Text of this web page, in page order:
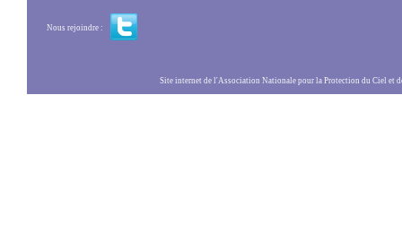
Nous rejoindre :
Site internet de l'Association Nationale pour la Protection du Ciel et de